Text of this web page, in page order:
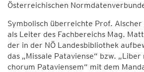
Österreichischen
Symbolisch überreichte Prof.
als Leiter des Fachbereichs Mag.
der in der NÖ Landesbibliothek
das „Missale Pataviense“ bzw. „Liber
chorum Pataviensem“ mit dem